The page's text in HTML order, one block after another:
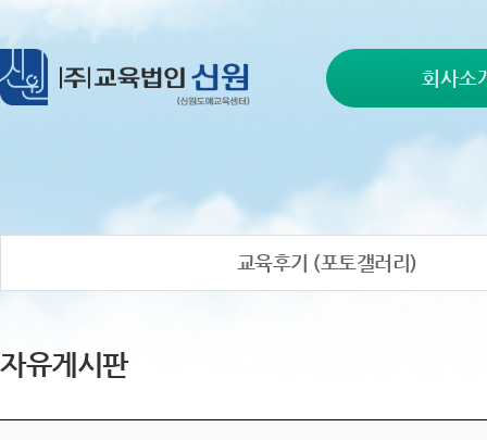
회사소
교육후기 (포토갤러리)
자유게시판